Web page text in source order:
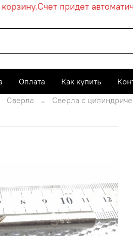
Счет придет
Оплата Как купить
Сверла Сверла с